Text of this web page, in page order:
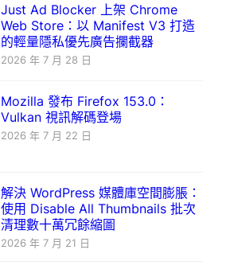
Just Ad Blocker 上架 Chrome
Web Store：以 Manifest V3 打造
的輕量隱私優先廣告攔截器
2026 年 7 月 28 日
Mozilla 發布 Firefox 153.0：
Vulkan 視訊解碼登場
2026 年 7 月 22 日
解決 WordPress 媒體庫空間膨脹：
使用 Disable All Thumbnails 批次
清理數十萬冗餘縮圖
2026 年 7 月 21 日